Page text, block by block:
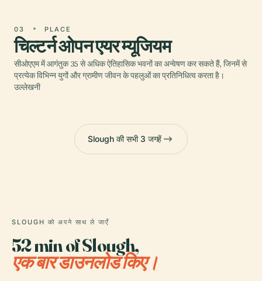
03 PLACE
चिल्टर्न ओपन एयर म्यूजियम
सीओएएम में आगंतुक 35 से अधिक ऐतिहासिक भवनों का अन्वेषण कर सकते हैं, जिनमें से
प्रत्येक विभिन्न युगों और ग्रामीण जीवन के पहलुओं का प्रतिनिधित्व करता है।
उल्लेखनी
Slough की सभी 3 जगहें
SLOUGH को अपने साथ ले जाएँ
52 min of Slough,
एक बार डाउनलोड किए।